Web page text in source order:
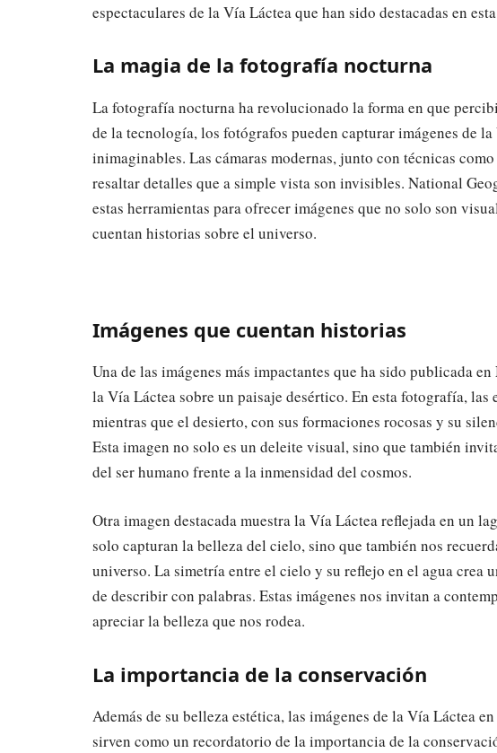
espectaculares de la Vía Láctea que han sido destacadas en
La magia de la fotografía nocturna
La fotografía nocturna ha revolucionado la forma en que
de la tecnología, los fotógrafos pueden capturar imágenes de
inimaginables. Las cámaras modernas, junto con técnicas
resaltar detalles que a simple vista son invisibles. National
estas herramientas para ofrecer imágenes que no solo son
cuentan historias sobre el universo.
Imágenes que cuentan historias
Una de las imágenes más impactantes que ha sido publicada
la Vía Láctea sobre un paisaje desértico. En esta fotografía,
mientras que el desierto, con sus formaciones rocosas y su
Esta imagen no solo es un deleite visual, sino que también
del ser humano frente a la inmensidad del cosmos.
Otra imagen destacada muestra la Vía Láctea reflejada en un
solo capturan la belleza del cielo, sino que también nos
universo. La simetría entre el cielo y su reflejo en el agua crea
de describir con palabras. Estas imágenes nos invitan a
apreciar la belleza que nos rodea.
La importancia de la conservación
Además de su belleza estética, las imágenes de la Vía Láctea
sirven como un recordatorio de la importancia de la